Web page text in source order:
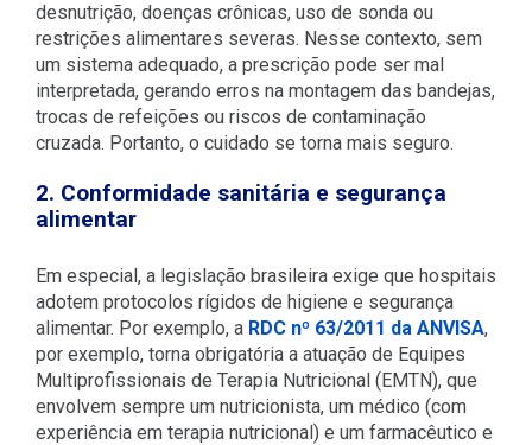
desnutrição, doenças crônicas, uso de sonda ou
restrições alimentares severas. Nesse contexto, sem
um sistema adequado, a prescrição pode ser mal
interpretada, gerando erros na montagem das bandejas,
trocas de refeições ou riscos de contaminação
cruzada. Portanto, o cuidado se torna mais seguro.
2. Conformidade sanitária e segurança
alimentar
Em especial, a legislação brasileira exige que hospitais
adotem protocolos rígidos de higiene e segurança
alimentar. Por exemplo, a RDC nº 63/2011 da ANVISA,
por exemplo, torna obrigatória a atuação de Equipes
Multiprofissionais de Terapia Nutricional (EMTN), que
envolvem sempre um nutricionista, um médico (com
experiência em terapia nutricional) e um farmacêutico e